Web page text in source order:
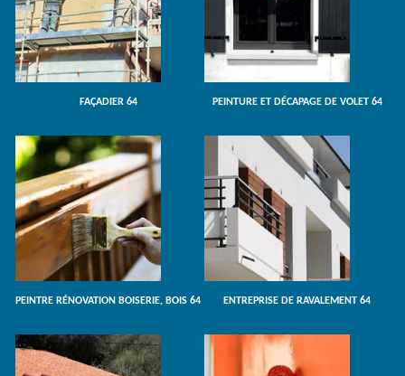
FAÇADIER 64 PEINTURE ET DÉCAPAGE DE VOLET 64
PEINTRE RÉNOVATION BOISERIE, BOIS 64 ENTREPRISE DE RAVALEMENT 64